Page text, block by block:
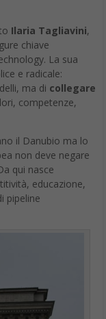
Ilaria Tagliavini,
chiave
La sua
e radicale:
ma di collegare
competenze,
il Danubio ma lo
non deve negare
qui nasce
educazione,
pipeline